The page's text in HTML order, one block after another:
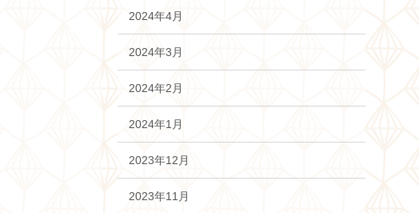
2024年4月
2024年3月
2024年2月
2024年1月
2023年12月
2023年11月